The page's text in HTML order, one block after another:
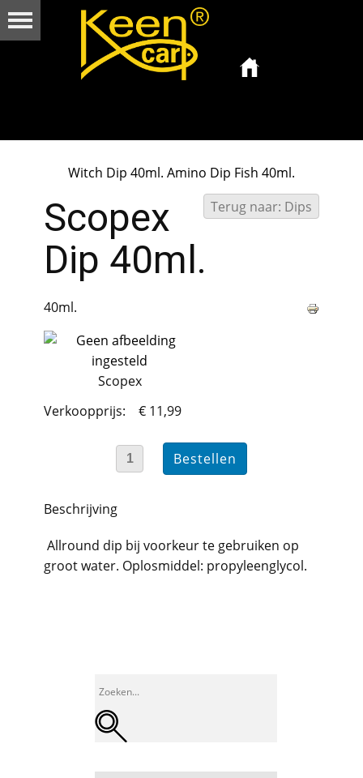
Witch Dip 40ml. Amino Dip Fish 40ml.
Terug naar: Dips
Scopex
Dip 40ml.
40ml.
Scopex
Verkoopprijs:
€ 11,99
Beschrijving
Allround dip bij voorkeur te gebruiken op
groot water. Oplosmiddel: propyleenglycol.